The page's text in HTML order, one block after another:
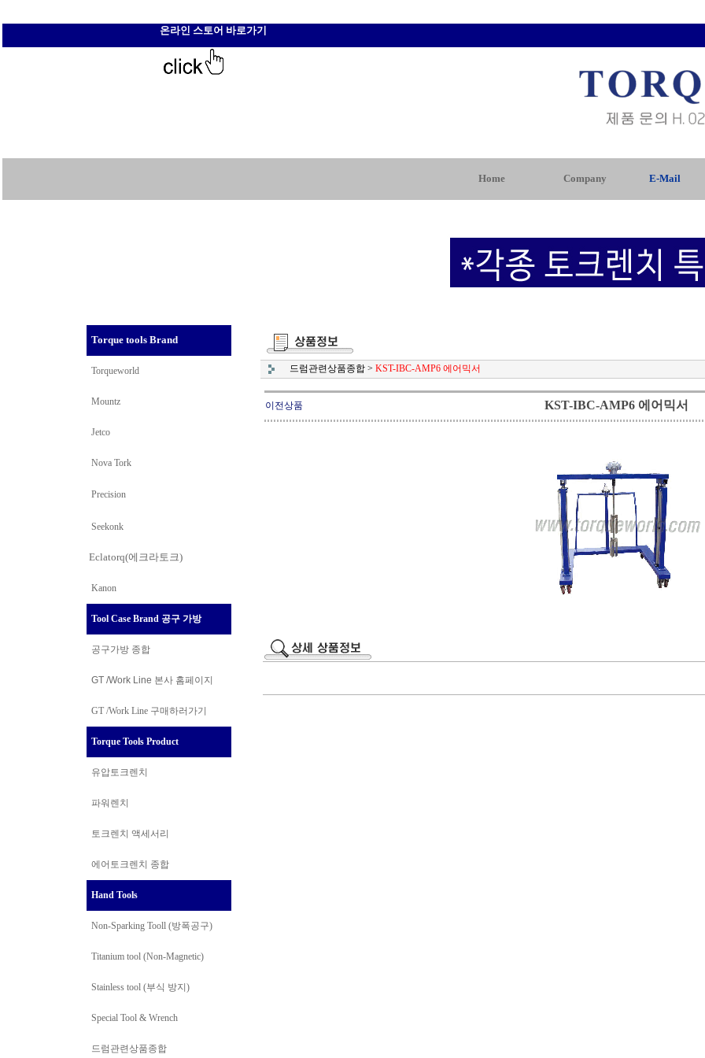
온라인 스토어 바로가기
Home Company E-Mail
Torque tools Brand
Torqueworld
Mountz
Jetco
Nova Tork
Precision
Seekonk
Eclatorq(에크라토크)
Kanon
Tool Case Brand 공구 가방
공구가방 종합
GT /Work Line 본사 홈페이지
GT /Work Line 구매하러가기
Torque Tools Product
유압토크렌치
파워렌치
토크렌치 액세서리
에어토크렌치 종합
Hand Tools
Non-Sparking Tooll (방폭공구)
Titanium tool (Non-Magnetic)
Stainless tool (부식 방지)
Special Tool & Wrench
드럼관련상품종합
드럼관련상품종합 > KST-IBC-AMP6 에어믹서
이전상품 KST-IBC-AMP6 에어믹서